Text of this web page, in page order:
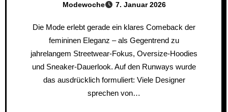
Modewoche 7. Januar 2026
Die Mode erlebt gerade ein klares Comeback der
femininen Eleganz – als Gegentrend zu
jahrelangem Streetwear-Fokus, Oversize-Hoodies
und Sneaker-Dauerlook. Auf den Runways wurde
das ausdrücklich formuliert: Viele Designer
sprechen von…